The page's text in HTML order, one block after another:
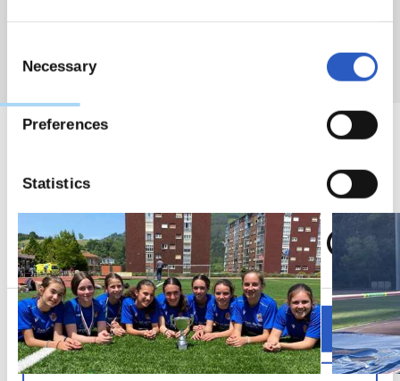
Selection
Necessary
Preferences
Statistics
Marketing
Allow all
Real Sociedad).